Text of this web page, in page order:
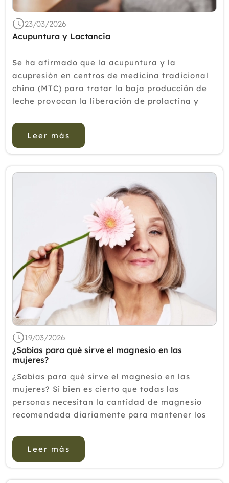
23/03/2026
Acupuntura y Lactancia
Se ha afirmado que la acupuntura y la
acupresión en centros de medicina tradicional
china (MTC) para tratar la baja producción de
leche provocan la liberación de prolactina y
arrojado resultados contradictorios con
respecto a la prola...
Leer más
19/03/2026
¿Sabías para qué sirve el magnesio en las
mujeres?
¿Sabías para qué sirve el magnesio en las
mujeres? Si bien es cierto que todas las
personas necesitan la cantidad de magnesio
recomendada diariamente para mantener los
requerimos de este mineral aún más,...
Leer más